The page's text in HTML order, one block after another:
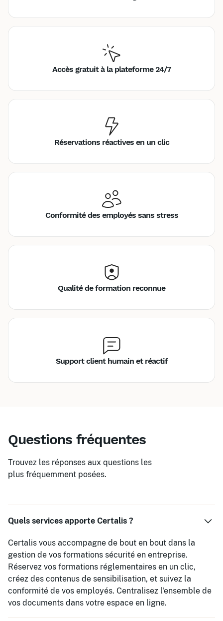
Accès gratuit à la plateforme 24/7
Réservations réactives en un clic
Conformité des employés sans stress
Qualité de formation reconnue
Support client humain et réactif
Questions fréquentes
Trouvez les réponses aux questions les
plus fréquemment posées.
Quels services apporte Certalis ?
Certalis vous accompagne de bout en bout dans la
gestion de vos formations sécurité en entreprise.
Réservez vos formations réglementaires en un clic,
créez des contenus de sensibilisation, et suivez la
conformité de vos employés. Centralisez l'ensemble de
vos documents dans votre espace en ligne.